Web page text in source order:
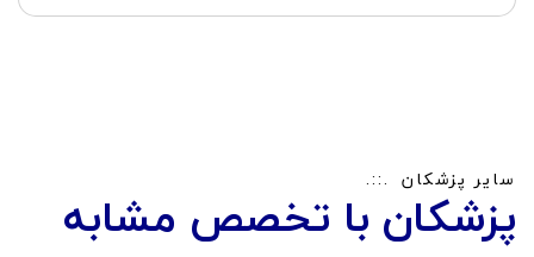
سایر پزشکان
پزشکان با تخصص مشابه